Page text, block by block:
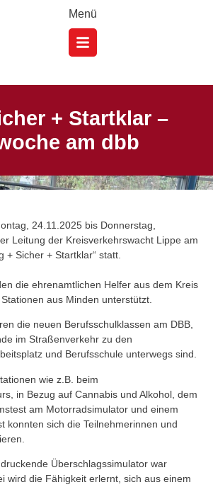
Menü
+ Startklar –
am dbb
24.11.2025 bis Donnerstag,
Leitung der Kreisverkehrswacht Lippe am
+ Sicher + Startklar“ statt.
die ehrenamtlichen Helfer aus dem Kreis
aus Minden unterstützt.
die neuen Berufsschulklassen am DBB,
im Straßenverkehr zu den
und Berufsschule unterwegs sind.
wie z.B. beim
in Bezug auf Cannabis und Alkohol, dem
am Motorradsimulator und einem
konnten sich die Teilnehmerinnen und
Überschlagssimulator war
wird die Fähigkeit erlernt, sich aus einem